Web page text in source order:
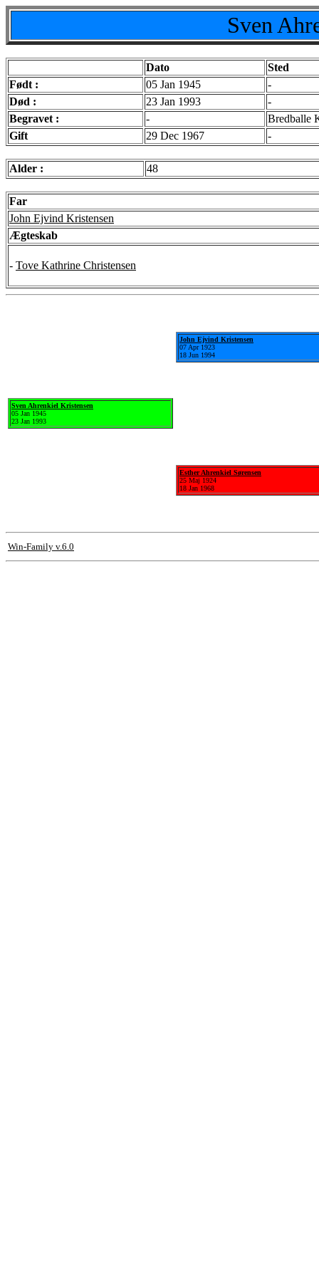
Sven
Dato
Sted
Født :
05 Jan 1945
-
Død :
23 Jan 1993
-
Begravet :
-
Bredballe
Gift
29 Dec 1967 -
Alder : 48
Far
John Ejvind Kristensen
Ægteskab
- Tove Kathrine Christensen
Sven Ahrenkiel Kristensen
05 Jan 1945
23 Jan 1993
John Ejvind Kristensen
07 Apr 1923
18 Jun 1994
Esther Ahrenkiel Sørensen
25 Maj 1924
18 Jan 1968
Win-Family v.6.0